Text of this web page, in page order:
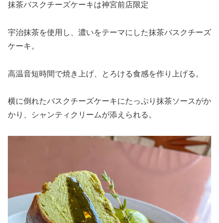
抹茶バスクチーズケーキは神宮前店限定
宇治抹茶を使用し、濃いをテーマにした抹茶バスクチーズ
ケーキ。
高温音短時間で焼き上げ、とろける食感を作り上げる。
横に倒れたバスクチーズケーキにたっぷり抹茶ソースがか
かり、シャンティクリームが添えられる。